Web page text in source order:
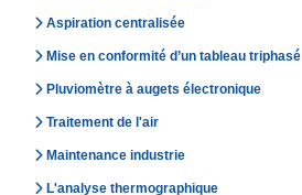
Aspiration centralisée
Mise en conformité d’un tableau triphasé
Pluviomètre à augets électronique
Traitement de l'air
Maintenance industrie
L'analyse thermographique